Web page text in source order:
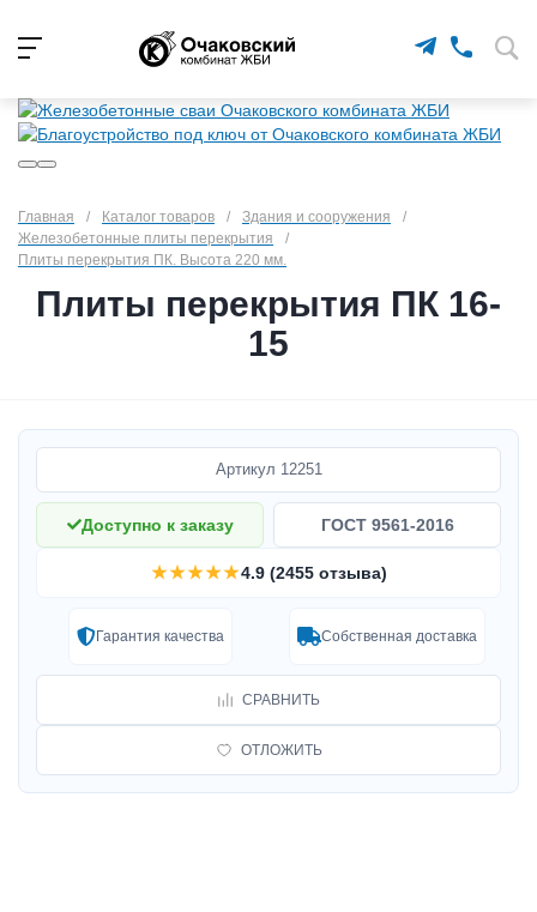
Главная / Каталог товаров / Здания и сооружения
/
Железобетонные плиты перекрытия
/
Плиты перекрытия ПК. Высота 220 мм.
Плиты перекрытия ПК 16-
15
Артикул 12251
Доступно к заказу ГОСТ 9561-2016
★★★★★4.9 (2455 отзыва)
Гарантия качества Собственная доставка
СРАВНИТЬ
ОТЛОЖИТЬ